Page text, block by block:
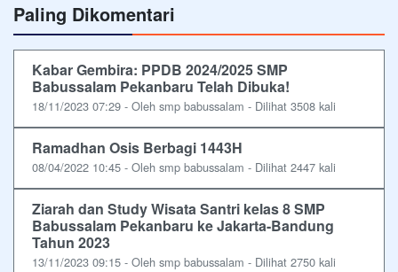
Paling Dikomentari
Kabar Gembira: PPDB 2024/2025 SMP
Babussalam Pekanbaru Telah Dibuka!
18/11/2023 07:29 - Oleh smp babussalam - Dilihat 3508 kali
Ramadhan Osis Berbagi 1443H
08/04/2022 10:45 - Oleh smp babussalam - Dilihat 2447 kali
Ziarah dan Study Wisata Santri kelas 8 SMP
Babussalam Pekanbaru ke Jakarta-Bandung
Tahun 2023
13/11/2023 09:15 - Oleh smp babussalam - Dilihat 2750 kali